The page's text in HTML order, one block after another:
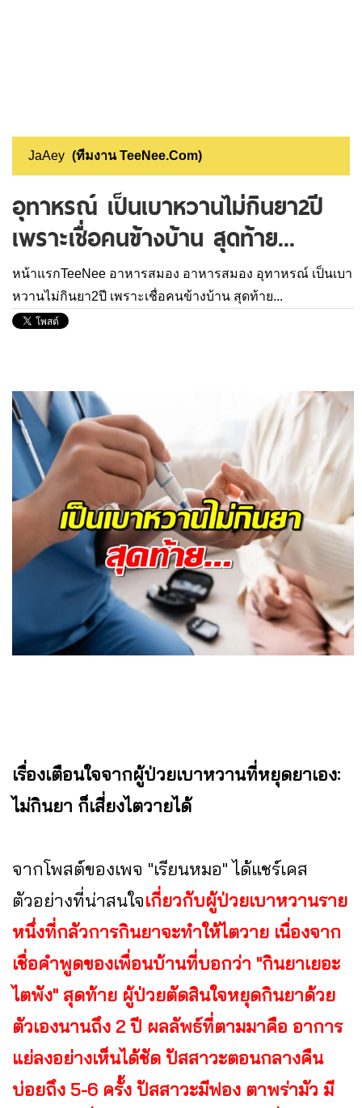
JaAey (ทีมงาน TeeNee.Com)
อุทาหรณ์ เป็นเบาหวานไม่กินยา2ปี
เพราะเชื่อคนข้างบ้าน สุดท้าย...
หน้าแรกTeeNee อาหารสมอง อาหารสมอง อุทาหรณ์ เป็นเบา
หวานไม่กินยา2ปี เพราะเชื่อคนข้างบ้าน สุดท้าย...
เรื่องเตือนใจจากผู้ป่วยเบาหวานที่หยุดยาเอง:
ไม่กินยา ก็เสี่ยงไตวายได้
จากโพสต์ของเพจ "เรียนหมอ" ได้แชร์เคส
ตัวอย่างที่น่าสนใจเกี่ยวกับผู้ป่วยเบาหวานราย
หนึ่งที่กลัวการกินยาจะทำให้ไตวาย เนื่องจาก
เชื่อคำพูดของเพื่อนบ้านที่บอกว่า "กินยาเยอะ
ไตพัง" สุดท้าย ผู้ป่วยตัดสินใจหยุดกินยาด้วย
ตัวเองนานถึง 2 ปี ผลลัพธ์ที่ตามมาคือ อาการ
แย่ลงอย่างเห็นได้ชัด ปัสสาวะตอนกลางคืน
บ่อยถึง 5-6 ครั้ง ปัสสาวะมีฟอง ตาพร่ามัว มี